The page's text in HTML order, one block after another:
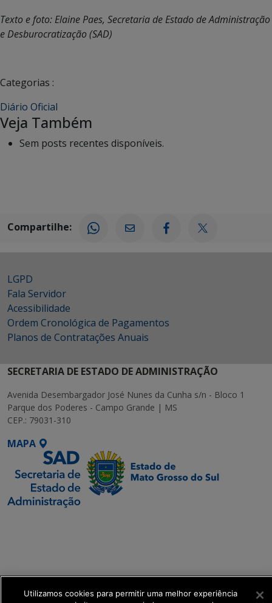
Texto e foto: Elaine Paes, Secretaria de Estado de Administração
e Desburocratização (SAD)
Categorias :
Diário Oficial
Veja Também
Sem posts recentes disponíveis.
Compartilhe:
LGPD
Fala Servidor
Acessibilidade
Ordem Cronológica de Pagamentos
Planos de Contratações Anuais
SECRETARIA DE ESTADO DE ADMINISTRAÇÃO
Avenida Desembargador José Nunes da Cunha s/n - Bloco 1
Parque dos Poderes - Campo Grande | MS
CEP.: 79031-310
MAPA
Utilizamos cookies para permitir uma melhor experiência